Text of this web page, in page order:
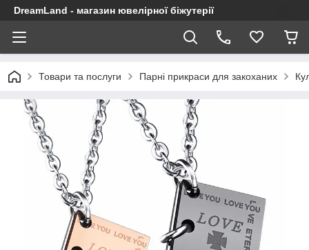
DreamLand - магазин ювелірної біжутерії
Товари та послуги Парні прикраси для закоханих